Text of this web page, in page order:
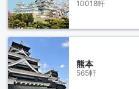
10018軒
熊本
565軒